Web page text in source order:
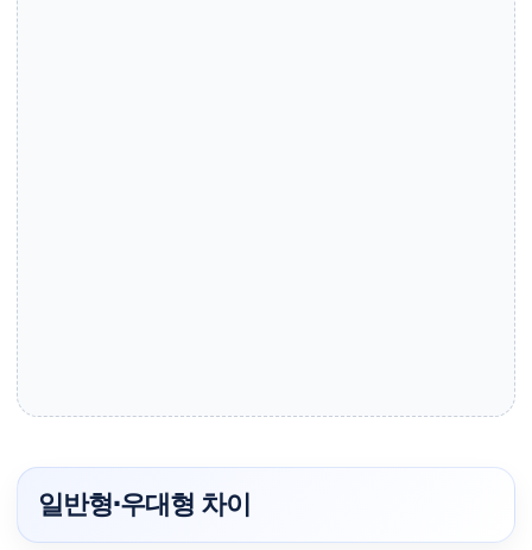
일반형·우대형 차이